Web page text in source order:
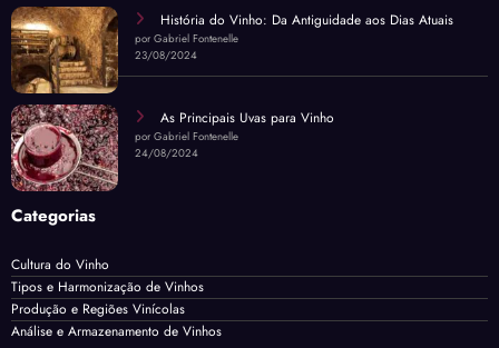
História do Vinho: Da Antiguidade aos Dias Atuais
por Gabriel Fontenelle
23/08/2024
As Principais Uvas para Vinho
por Gabriel Fontenelle
24/08/2024
Categorias
Cultura do Vinho
Tipos e Harmonização de Vinhos
Produção e Regiões Vinícolas
Análise e Armazenamento de Vinhos